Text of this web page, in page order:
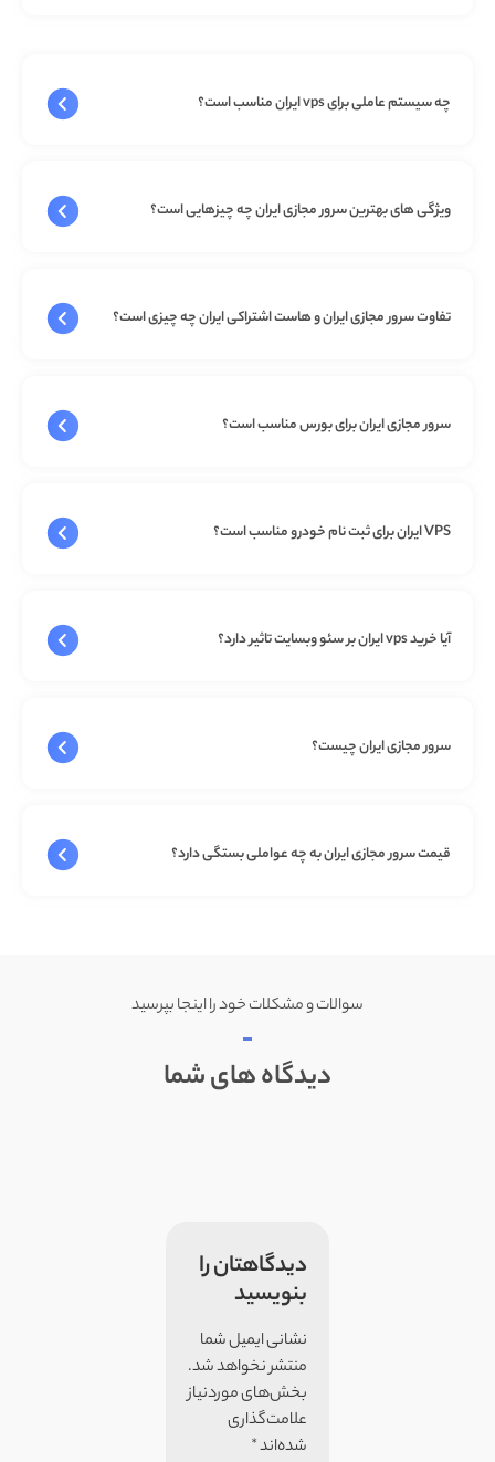
چه سیستم عاملی برای vps ایران مناسب است؟
ویژگی های بهترین سرور مجازی ایران چه چیزهایی است؟
تفاوت سرور مجازی ایران و هاست اشتراکی ایران چه چیزی است؟
سرور مجازی ایران برای بورس مناسب است؟
VPS ایران برای ثبت نام خودرو مناسب است؟
آیا خرید vps ایران بر سئو وبسایت تاثیر دارد؟
سرور مجازی ایران چیست؟
قیمت سرور مجازی ایران به چه عواملی بستگی دارد؟
سوالات و مشکلات خود را اینجا بپرسید
دیدگاه های شما
دیدگاهتان را
بنویسید
نشانی ایمیل شما
منتشر نخواهد شد.
بخش‌های موردنیاز
علامت‌گذاری
شده‌اند*